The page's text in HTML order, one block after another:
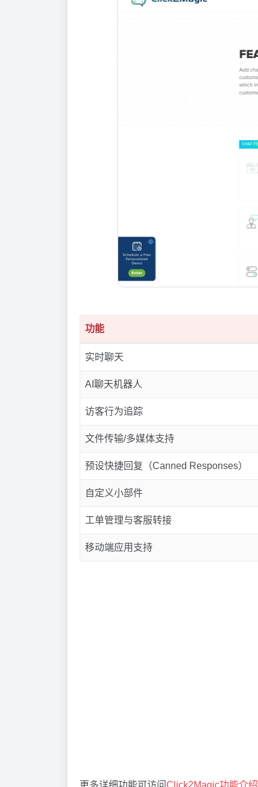
功能
实时聊天
AI聊天机器人
访客行为追踪
文件传输/多媒体支持
预设快捷回复（Canned Responses）
自定义小部件
工单管理与客服转接
移动端应用支持